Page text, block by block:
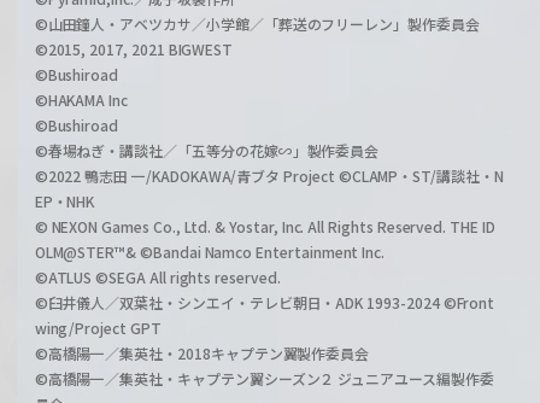
©山田鐘人・アベツカサ／小学館／「葬送のフリーレン」製作委員会
©2015, 2017, 2021 BIGWEST
©Bushiroad
©HAKAMA Inc
©Bushiroad
©春場ねぎ・講談社／「五等分の花嫁∽」製作委員会
©2022 鴨志田 一/KADOKAWA/青ブタ Project ©CLAMP・ST/講談社・N
EP・NHK
© NEXON Games Co., Ltd. & Yostar, Inc. All Rights Reserved. THE ID
OLM@STER™& ©Bandai Namco Entertainment Inc.
©ATLUS ©SEGA All rights reserved.
©臼井儀人／双葉社・シンエイ・テレビ朝日・ADK 1993-2024 ©Front
wing/Project GPT
©高橋陽一／集英社・2018キャプテン翼製作委員会
©高橋陽一／集英社・キャプテン翼シーズン２ ジュニアユース編製作委